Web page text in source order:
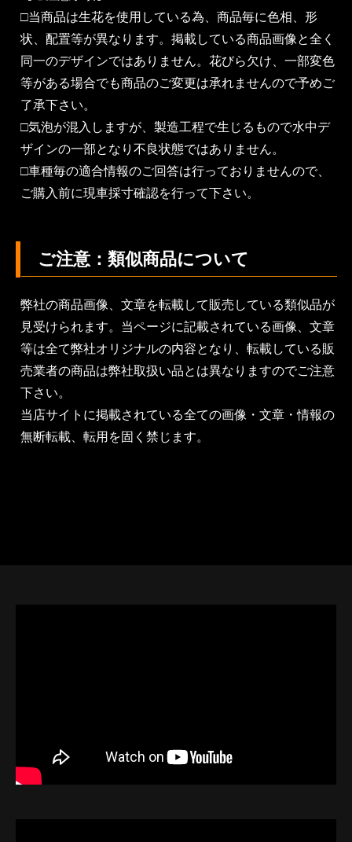
□当商品は生花を使用している為、商品毎に色相、形
状、配置等が異なります。掲載している商品画像と全く
同一のデザインではありません。花びら欠け、一部変色
等がある場合でも商品のご変更は承れませんので予めご
了承下さい。
□気泡が混入しますが、製造工程で生じるもので水中デ
ザインの一部となり不良状態ではありません。
□車種毎の適合情報のご回答は行っておりませんので、
ご購入前に現車採寸確認を行って下さい。
ご注意：類似商品について
弊社の商品画像、文章を転載して販売している類似品が
見受けられます。当ページに記載されている画像、文章
等は全て弊社オリジナルの内容となり、転載している販
売業者の商品は弊社取扱い品とは異なりますのでご注意
下さい。
当店サイトに掲載されている全ての画像・文章・情報の
無断転載、転用を固く禁じます。